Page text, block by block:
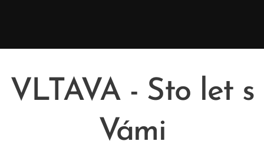
VLTAVA - Sto let s
Vámi